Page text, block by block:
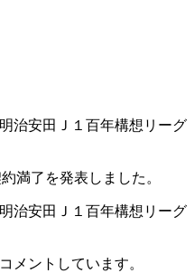
治安田Ｊ１百年構想リーグ
満了を発表しました。
治安田Ｊ１百年構想リーグ
メントしています。